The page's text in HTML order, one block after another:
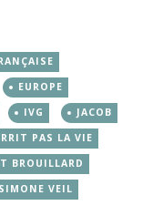
EUROPE
IVG
JACOB
PAS LA VIE
BROUILLARD
SIMONE VEIL